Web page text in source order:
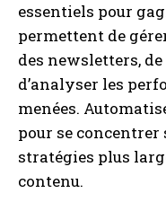
essentiels pour
permettent de
des newsletters,
d’analyser les
menées.
pour se concentrer
stratégies plus
contenu.